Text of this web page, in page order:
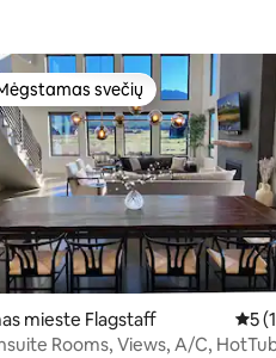
4,96 iš 5, atsiliepimų: 127
mėgstamiausias
svečių
mieste Flagstaff
5
Rooms, Views, A/C, HotTub